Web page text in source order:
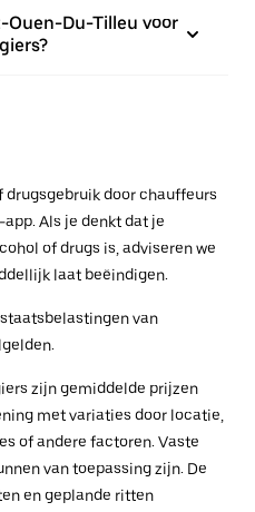
Ouen-Du-Tilleu voor
door chauffeurs
Als je denkt dat je
of drugs is, adviseren we
laat beëindigen.
van
zijn gemiddelde prijzen
met variaties door locatie,
of andere factoren. Vaste
van toepassing zijn. De
en geplande ritten